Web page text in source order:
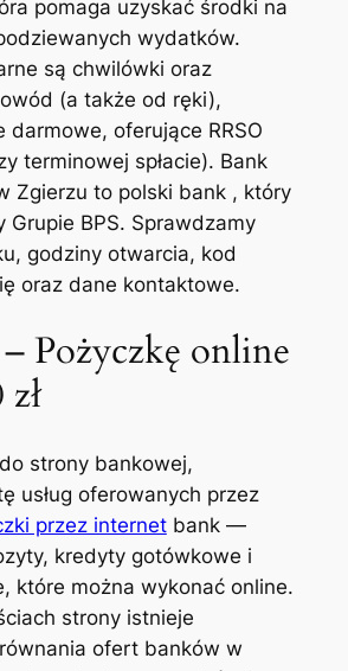
pomaga uzyskać środki na
wydatków.
są chwilówki oraz
(a także od ręki),
darmowe, oferujące RRSO
terminowej spłacie). Bank
Zgierzu to polski bank , który
Grupie BPS. Sprawdzamy
godziny otwarcia, kod
oraz dane kontaktowe.
Pożyczkę online
strony bankowej,
usług oferowanych przez
przez internetbank —
kredyty gotówkowe i
które można wykonać online.
strony istnieje
ofert banków w